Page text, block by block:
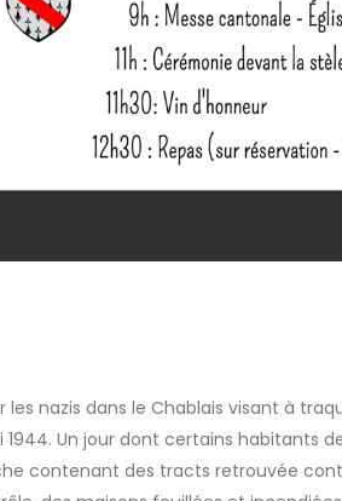
nazis dans le Chablais visant à
Un jour dont certains habitants
contenant des tracts retrouvée